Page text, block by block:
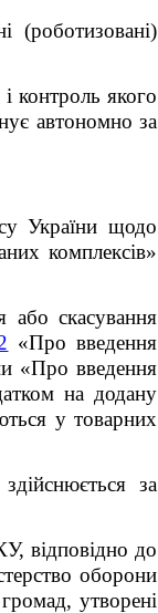
(роботизовані)
контроль якого
автономно за
України щодо
комплексів»
скасування
«Про введення
«Про введення
на додану
у товарних
за
відповідно до
оборони
утворені